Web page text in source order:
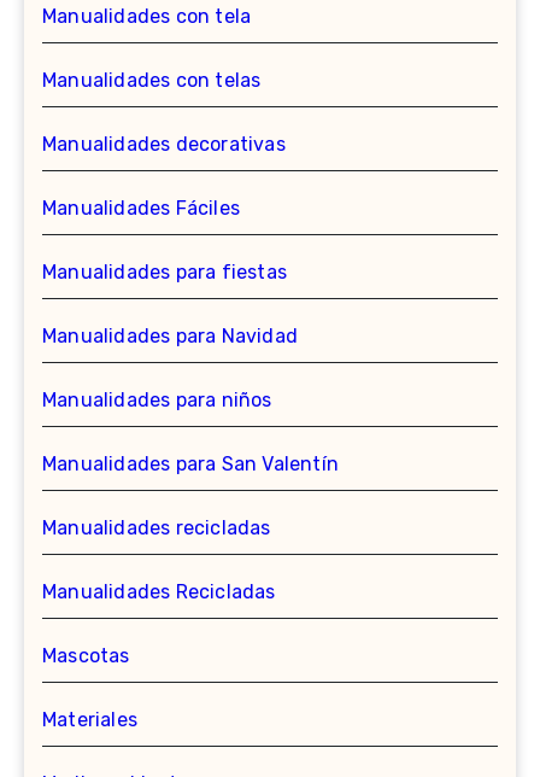
Manualidades con tela
Manualidades con telas
Manualidades decorativas
Manualidades Fáciles
Manualidades para fiestas
Manualidades para Navidad
Manualidades para niños
Manualidades para San Valentín
Manualidades recicladas
Manualidades Recicladas
Mascotas
Materiales